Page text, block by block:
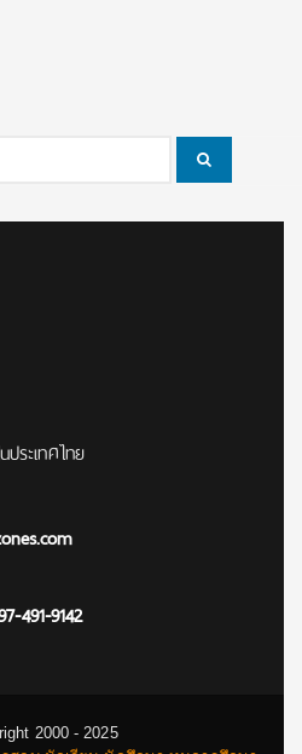
ระเทศไทย
491-9142
2000 - 2025